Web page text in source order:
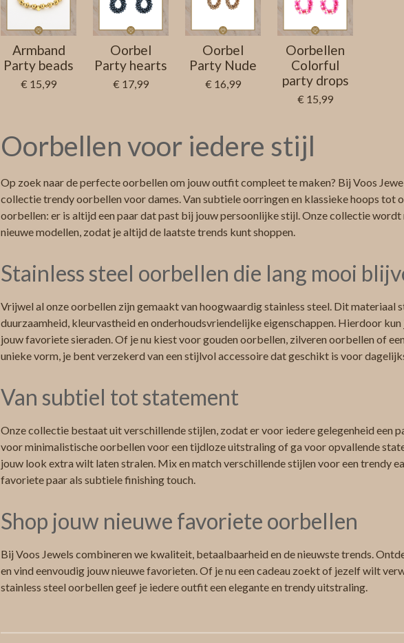
Armband
Party beads
€ 15,99
Oorbel
Party hearts
€ 17,99
Oorbel
Party Nude
€ 16,99
Oorbellen
Colorful
party drops
€ 15,99
Oorbellen voor iedere stijl
Op zoek naar de perfecte oorbellen om jouw outfit compleet te maken? Bij Voos
collectie trendy oorbellen voor dames. Van subtiele oorringen en klassieke hoops tot
oorbellen: er is altijd een paar dat past bij jouw persoonlijke stijl. Onze collectie
nieuwe modellen, zodat je altijd de laatste trends kunt shoppen.
Stainless steel oorbellen die lang mooi
Vrijwel al onze oorbellen zijn gemaakt van hoogwaardig stainless steel. Dit materiaal
duurzaamheid, kleurvastheid en onderhoudsvriendelijke eigenschappen. Hierdoor kun
jouw favoriete sieraden. Of je nu kiest voor gouden oorbellen, zilveren oorbellen of
unieke vorm, je bent verzekerd van een stijlvol accessoire dat geschikt is voor
Van subtiel tot statement
Onze collectie bestaat uit verschillende stijlen, zodat er voor iedere gelegenheid een
voor minimalistische oorbellen voor een tijdloze uitstraling of ga voor opvallende
jouw look extra wilt laten stralen. Mix en match verschillende stijlen voor een trendy
favoriete paar als subtiele finishing touch.
Shop jouw nieuwe favoriete oorbellen
Bij Voos Jewels combineren we kwaliteit, betaalbaarheid en de nieuwste trends.
en vind eenvoudig jouw nieuwe favorieten. Of je nu een cadeau zoekt of jezelf wilt
stainless steel oorbellen geef je iedere outfit een elegante en trendy uitstraling.